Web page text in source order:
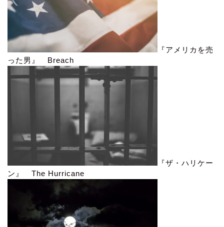
『アメリカを売
った男』 Breach
『ザ・ハリケー
ン』 The Hurricane